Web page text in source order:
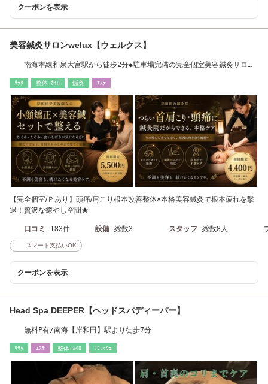
クーポンを表示
美容鍼灸サロンwelux【ウェルクス】
南海本線和泉大宮駅から徒歩2分◆駐車場完備の完全個室美容鍼灸サロン
ﾘﾗｸ 整体･ｶｲﾛ 鍼灸 ｴｽﾃ
【完全個室/Ｐあり】頭痛/肩こり根本改善整体×本格美容鍼灸で根本疲れを撃
退！贅沢な癒やし空間★
口コミ 183件 設備 総数3 スタッフ 総数8人
スマート支払いOK
クーポンを表示
Head Spa DEEPER【ヘッドスパディーパー】
無料P有/南海【岸和田】駅より徒歩7分
ﾘﾗｸ ｴｽﾃ 整体･ｶｲﾛ ﾘﾌﾚｯｼｭ